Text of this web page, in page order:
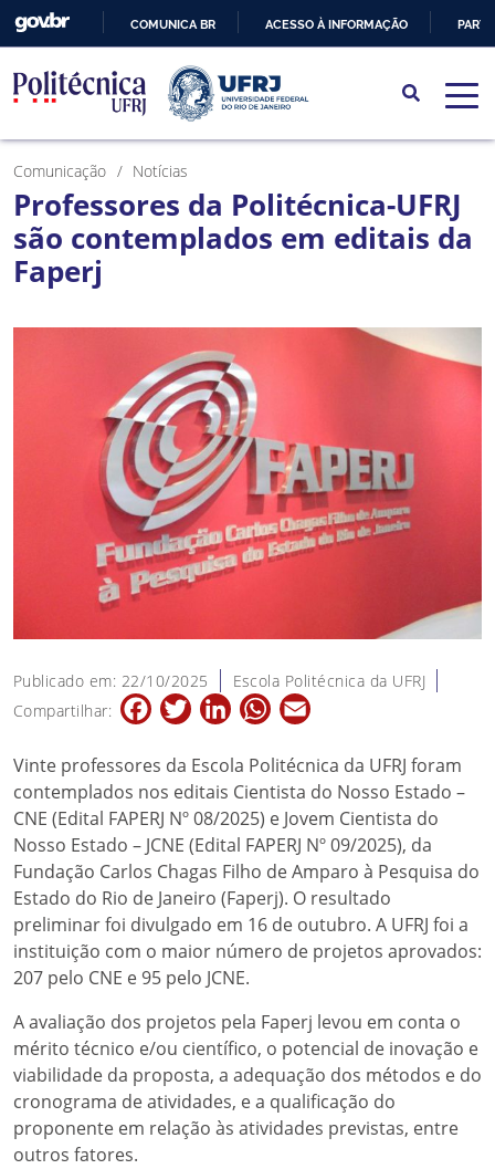
PARA
O
CONTEÚDO
COMUNICA BR ACESSO À INFORMAÇÃO
Comunicação Notícias
Professores da Politécnica-UFRJ
são contemplados em editais da
Faperj
Publicado em: 22/10/2025
Escola Politécnica da UFRJ
Compartilhar:
FacebookTwitterLinkedInWhatsApp
Vinte professores da Escola Politécnica da UFRJ foram
contemplados nos editais Cientista do Nosso Estado –
CNE (Edital FAPERJ Nº 08/2025) e Jovem Cientista do
Nosso Estado – JCNE (Edital FAPERJ Nº 09/2025), da
Fundação Carlos Chagas Filho de Amparo à Pesquisa do
Estado do Rio de Janeiro (Faperj). O resultado
preliminar foi divulgado em 16 de outubro. A UFRJ foi a
instituição com o maior número de projetos aprovados:
207 pelo CNE e 95 pelo JCNE.
A avaliação dos projetos pela Faperj levou em conta o
mérito técnico e/ou científico, o potencial de inovação e
viabilidade da proposta, a adequação dos métodos e do
cronograma de atividades, e a qualificação do
proponente em relação às atividades previstas, entre
outros fatores.